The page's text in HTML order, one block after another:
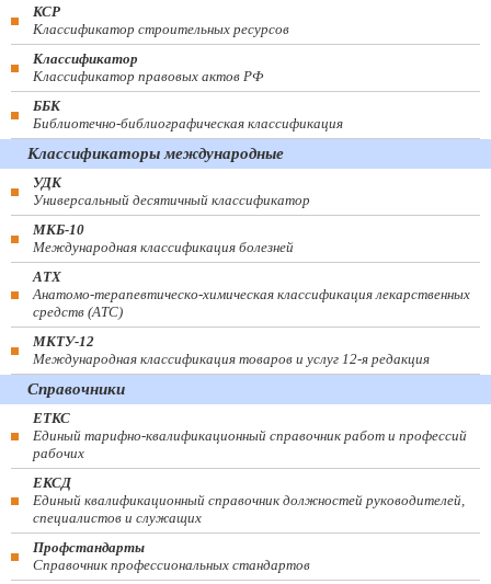
КСР
Классификатор строительных ресурсов
Классификатор
Классификатор правовых актов РФ
ББК
Библиотечно-библиографическая классификация
Классификаторы международные
УДК
Универсальный десятичный классификатор
МКБ-10
Международная классификация болезней
АТХ
Анатомо-терапевтическо-химическая классификация лекарственных
средств (ATC)
МКТУ-12
Международная классификация товаров и услуг 12-я редакция
Справочники
ЕТКС
Единый тарифно-квалификационный справочник работ и профессий
рабочих
ЕКСД
Единый квалификационный справочник должностей руководителей,
специалистов и служащих
Профстандарты
Справочник профессиональных стандартов